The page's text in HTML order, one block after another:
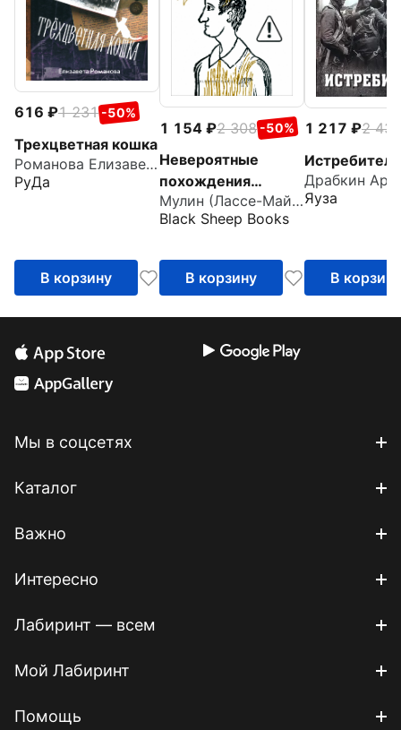
616 1 231 -50%
Трехцветная кошка
Романова Елизавета Сергеевна
РуДа
В корзину
1 154 2 308 -50%
Невероятные
похождения
Лассе-Майи,
рассказанные им
Мулин (Лассе-Майя) Ларс
Black Sheep Books
В корзину
1 217
2 433
Истребители
Яуза
В корзину
Мы в соцсетях
Каталог
Важно
Интересно
Лабиринт — всем
Мой Лабиринт
Помощь